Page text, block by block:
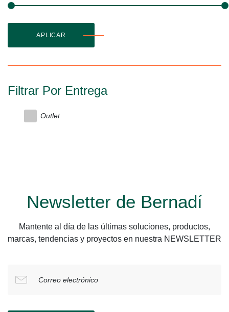
APLICAR
Filtrar Por Entrega
Outlet
Newsletter de Bernadí
Mantente al día de las últimas soluciones, productos,
marcas, tendencias y proyectos en nuestra NEWSLETTER
Correo electrónico